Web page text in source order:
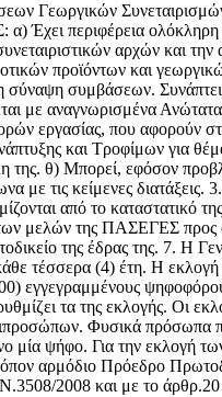
Γεωργικών
Έχει περιφέρεια ολόκληρη
αρχών και την
προϊόντων και
σύναψη συμβάσεων.
με αναγνωρισμένα
εργασίας, που αφορούν
και Τροφίμων για
θ) Μπορεί, εφόσον
τις κείμενες διατάξεις.
από το
των μελών της ΠΑΣΕΓΕΣ
της έδρας της. 7. Η
τέσσερα (4) έτη. Η
εγγεγραμμένους
τα της εκλογής. Οι
Φυσικά πρόσωπα
μία ψήφο. Για την εκλογή
τόπον αρμόδιο Πρόεδρο
Ν.3508/2008 και με το